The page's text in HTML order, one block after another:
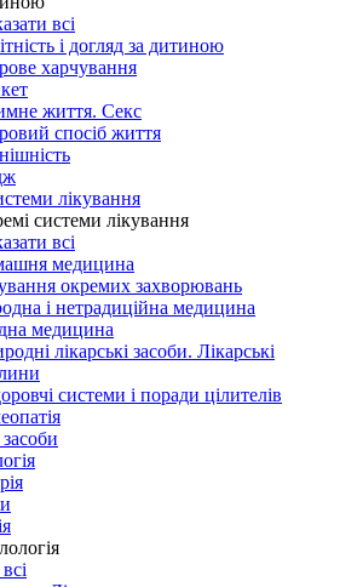
всі
і догляд за дитиною
харчування
життя. Секс
спосіб життя
лікування
системи лікування
всі
медицина
окремих захворювань
і нетрадиційна медицина
медицина
лікарські засоби. Лікарські
системи і поради цілителів
засоби